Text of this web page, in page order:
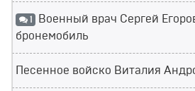
1 Военный врач Сергей
бронемобиль
Песенное войско Виталия